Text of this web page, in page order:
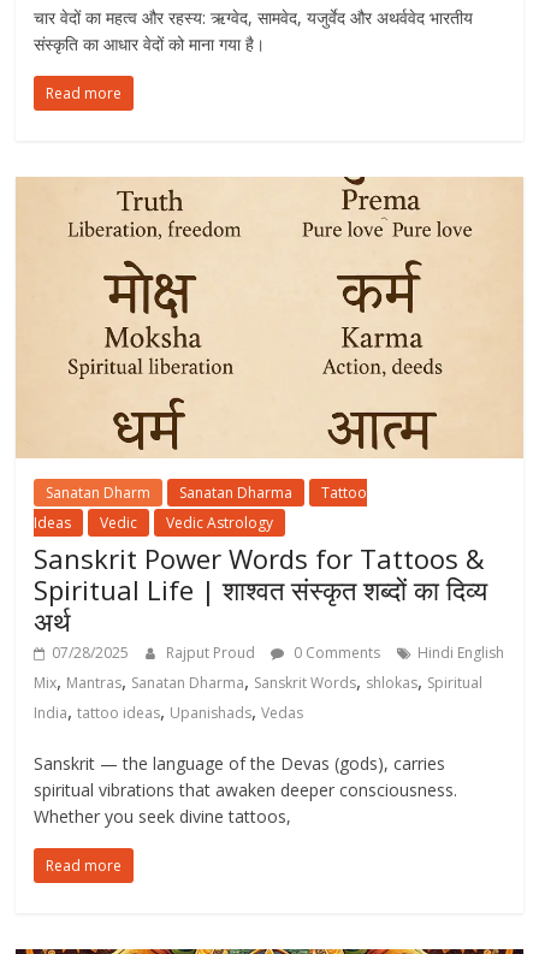
चार वेदों का महत्व और रहस्य: ऋग्वेद, सामवेद, यजुर्वेद और अथर्ववेद भारतीय
संस्कृति का आधार वेदों को माना गया है।
Read more
Sanatan Dharm Sanatan Dharma
Tattoo
Ideas
Vedic Vedic Astrology
Sanskrit Power Words for Tattoos &
Spiritual Life | शाश्वत संस्कृत शब्दों का दिव्य
अर्थ
07/28/2025 Rajput Proud 0 Comments
Hindi English
Mix, Mantras, Sanatan Dharma, Sanskrit Words, shlokas, Spiritual
India,tattoo ideas, Upanishads,Vedas
Sanskrit — the language of the Devas (gods), carries
spiritual vibrations that awaken deeper consciousness.
Whether you seek divine tattoos,
Read more